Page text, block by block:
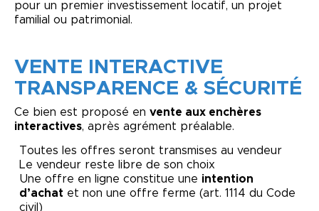
pour un premier investissement locatif, un projet
familial ou patrimonial.
VENTE INTERACTIVE
TRANSPARENCE & SÉCURITÉ
Ce bien est proposé en vente aux enchères
interactives, après agrément préalable.
Toutes les offres seront transmises au vendeur
Le vendeur reste libre de son choix
Une offre en ligne constitue une intention
d’achat et non une offre ferme (art. 1114 du Code
civil)